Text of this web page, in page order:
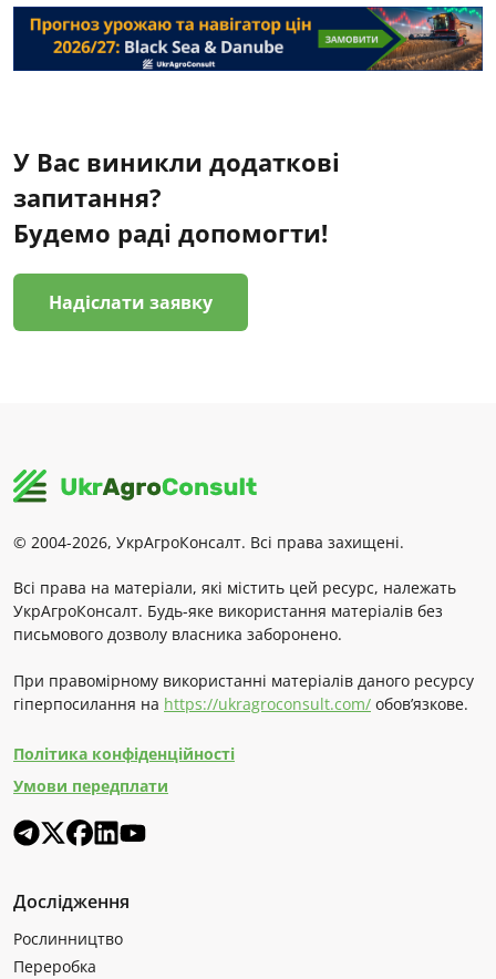
У Вас виникли додаткові
запитання?
Будемо раді допомогти!
Надіслати заявку
© 2004-2026, УкрАгроКонсалт. Всі права захищені.
Всі права на матеріали, які містить цей ресурс, належать
УкрАгроКонсалт. Будь-яке використання матеріалів без
письмового дозволу власника заборонено.
При правомірному використанні матеріалів даного ресурсу
гіперпосилання на https://ukragroconsult.com/ обов’язкове.
Політика конфіденційності
Умови передплати
Дослідження
Рослинництво
Переробка